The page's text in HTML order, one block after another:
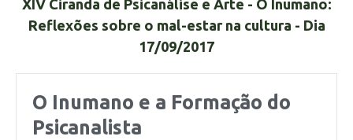
XIV Ciranda de Psicanálise e Arte - O Inumano:
Reflexões sobre o mal-estar na cultura - Dia
17/09/2017
O Inumano e a Formação do
Psicanalista